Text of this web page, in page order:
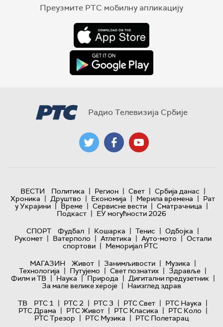
Преузмите РТС мобилну апликацију
Радио Телевизија Србије
ВЕСТИ Политика | Регион | Свет | Србија данас |
Хроника | Друштво | Економија | Мерила времена | Рат
у Украјини | Време | Сервисне вести | Сматрачница |
Подкаст | ЕУ могућности 2026
СПОРТ
Фудбал | Кошарка | Тенис | Одбојка |
Рукомет | Ватерполо | Атлетика | Ауто-мото | Остали
спортови | Меморијал РТС
МАГАЗИН
Живот | Занимљивости | Музика |
Технологијa | Путујемо | Свет познатих | Здравље |
Филм и ТВ | Наука | Природа | Дигитални предузетник |
За мале велике хероје | Наизглед здрав
ТВ
РТС 1 | РТС 2 | РТС 3 | РТС Свет | РТС Наука |
РТС Драма | РТС Живот | РТС Класика | РТС Коло |
РТС Трезор | РТС Музика | РТС Полетарац